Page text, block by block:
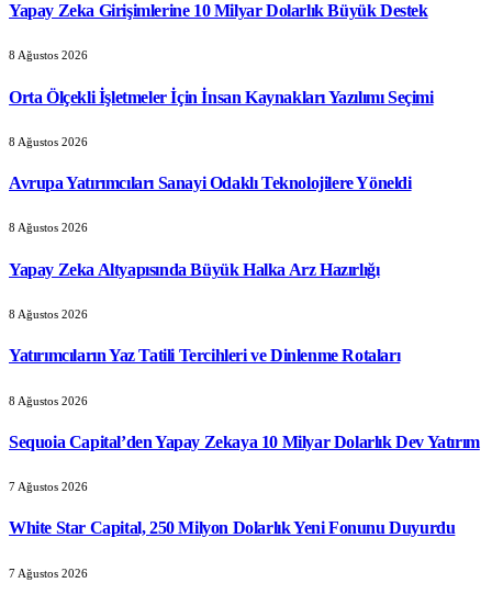
Yapay Zeka Girişimlerine 10 Milyar Dolarlık Büyük Destek
8 Ağustos 2026
Orta Ölçekli İşletmeler İçin İnsan Kaynakları Yazılımı Seçimi
8 Ağustos 2026
Avrupa Yatırımcıları Sanayi Odaklı Teknolojilere Yöneldi
8 Ağustos 2026
Yapay Zeka Altyapısında Büyük Halka Arz Hazırlığı
8 Ağustos 2026
Yatırımcıların Yaz Tatili Tercihleri ve Dinlenme Rotaları
8 Ağustos 2026
Sequoia Capital’den Yapay Zekaya 10 Milyar Dolarlık Dev Yatırım
7 Ağustos 2026
White Star Capital, 250 Milyon Dolarlık Yeni Fonunu Duyurdu
7 Ağustos 2026